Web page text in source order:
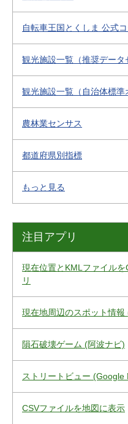
自転車王国とくしま 公式
観光施設一覧（推奨データ
観光施設一覧（自治体標準
農林業センサス
都道府県別指標
もっと見る
注目アプリ
現在位置とKMLファイル
リ
現在地周辺のスポット情
隕石破壊ゲーム (阿波ナビ)
ストリートビュー (Google
CSVファイルを地図に表示